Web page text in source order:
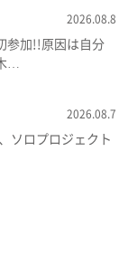
2026.08.8
参加!!原因は自分
…
2026.08.7
ソロプロジェクト